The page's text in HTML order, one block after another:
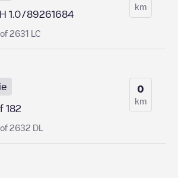
1.0/89261684
2631 LC
km
182
2632 DL
0
km